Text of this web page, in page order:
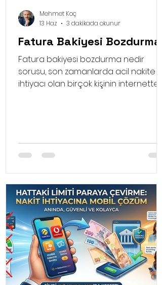
Fatura Bakiyesi Bozdurma
Fatura bakiyesi bozdurma nedir
sorusu, son zamanlarda acil nakite
ihtiyacı olan birçok kişinin internette
ödemelerle karşı karşıya kalabiliriz.
Mehmet Koç
13 Haz
3 dakikada okunur